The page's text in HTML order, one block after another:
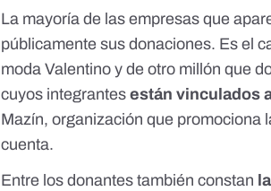
La mayoría de las empresas que
públicamente sus donaciones. Es el
modaValentinoy de otro millón que
cuyos integrantesestán vinculados
Mazín, organización que promociona
cuenta.
Entre los donantes también constan